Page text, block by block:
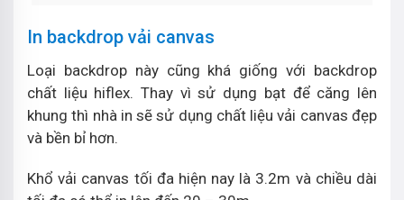
In backdrop vải canvas
Loại backdrop này cũng khá giống với backdrop
chất liệu hiflex. Thay vì sử dụng bạt để căng lên
khung thì nhà in sẽ sử dụng chất liệu vải canvas đẹp
và bền bỉ hơn.
Khổ vải canvas tối đa hiện nay là 3.2m và chiều dài